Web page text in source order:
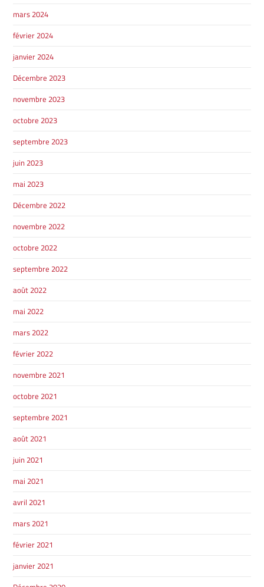
mars 2024
février 2024
janvier 2024
Décembre 2023
novembre 2023
octobre 2023
septembre 2023
juin 2023
mai 2023
Décembre 2022
novembre 2022
octobre 2022
septembre 2022
août 2022
mai 2022
mars 2022
février 2022
novembre 2021
octobre 2021
septembre 2021
août 2021
juin 2021
mai 2021
avril 2021
mars 2021
février 2021
janvier 2021